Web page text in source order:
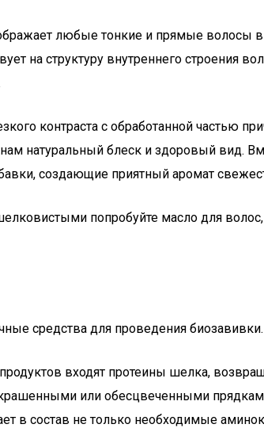
любые тонкие и прямые волосы
на структуру внутреннего
контраста с обработанной частью
натуральный блеск и здоровый вид.
создающие приятный аромат
попробуйте масло для
средства для проведения
входят протеины шелка,
или обесцвеченными
в состав не только необходимые